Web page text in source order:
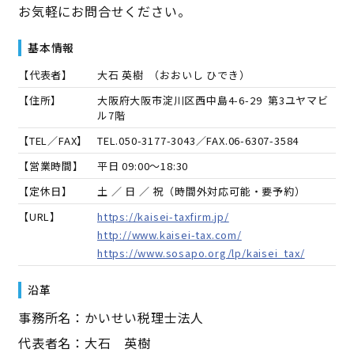
お気軽にお問合せください。
基本情報
【代表者】 大石 英樹 （おおいし ひでき）
【住所】
大阪府大阪市淀川区西中島4-6-29 第3ユヤマビ
ル7階
【TEL／FAX】
TEL.050-3177-3043／FAX.06-6307-3584
【営業時間】
平日 09:00～18:30
【定休日】
土 ／ 日 ／ 祝（時間外対応可能・要予約）
【URL】
https://kaisei-taxfirm.jp/
http://www.kaisei-tax.com/
https://www.sosapo.org/lp/kaisei_tax/
沿革
事務所名：かいせい税理士法人
代表者名：大石 英樹